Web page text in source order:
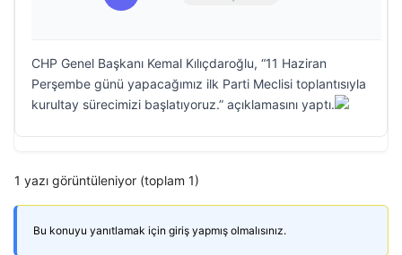
CHP Genel Başkanı Kemal Kılıçdaroğlu, “11 Haziran
Perşembe günü yapacağımız ilk Parti Meclisi toplantısıyla
kurultay sürecimizi başlatıyoruz.” açıklamasını yaptı.
1 yazı görüntüleniyor (toplam 1)
Bu konuyu yanıtlamak için giriş yapmış olmalısınız.